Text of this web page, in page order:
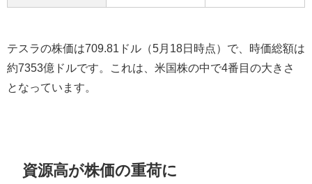
テスラの株価は709.81 ドル（5 月 18日時点）で、時価総額は
約7353億ドルです。これは、米国株の中で4番目の大きさ
となっています。
資源高が株価の重荷に